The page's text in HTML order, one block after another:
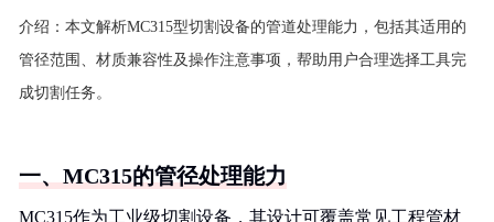
介绍： 本文解析MC315型切割设备的管道处理能力，包括其适用的
管径范围、材质兼容性及操作注意事项，帮助用户合理选择工具完
成切割任务。
一、MC315的管径处理能力
MC315作为工业级切割设备，其设计可覆盖常见工程管材